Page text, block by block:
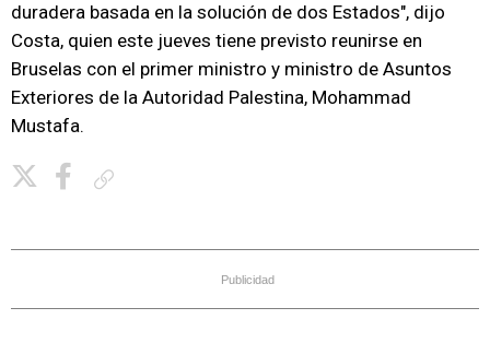
duradera basada en la solución de dos Estados", dijo
Costa, quien este jueves tiene previsto reunirse en
Bruselas con el primer ministro y ministro de Asuntos
Exteriores de la Autoridad Palestina, Mohammad
Mustafa.
Publicidad